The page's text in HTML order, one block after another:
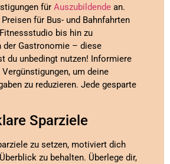
für Auszubildende an.
für Bus- und Bahnfahrten
bis hin zu
der Gastronomie – diese
du unbedingt nutzen! Informiere
um deine
zu reduzieren. Jede gesparte
Sparziele
zu setzen, motiviert dich
zu behalten. Überlege dir,